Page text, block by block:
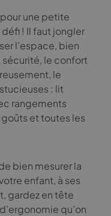
pour une petite
défi ! Il faut jongler
l’espace, bien
sécurité, le confort
le
: lit
rangements
et toutes les
bien mesurer la
enfant, à ses
gardez en tête
qu’on